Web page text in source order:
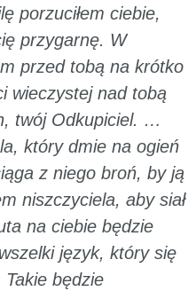
porzuciłem ciebie,
przygarnę. W
przed tobą na krótko
wieczystej nad tobą
twój Odkupiciel. …
który dmie na ogień
z niego broń, by ją
niszczyciela, aby siał
na ciebie będzie
język, który się
będzie